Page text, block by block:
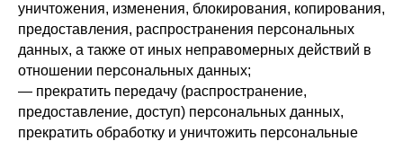
уничтожения, изменения, блокирования, копирования,
предоставления, распространения персональных
данных, а также от иных неправомерных действий в
отношении персональных данных;
— прекратить передачу (распространение,
предоставление, доступ) персональных данных,
прекратить обработку и уничтожить персональные